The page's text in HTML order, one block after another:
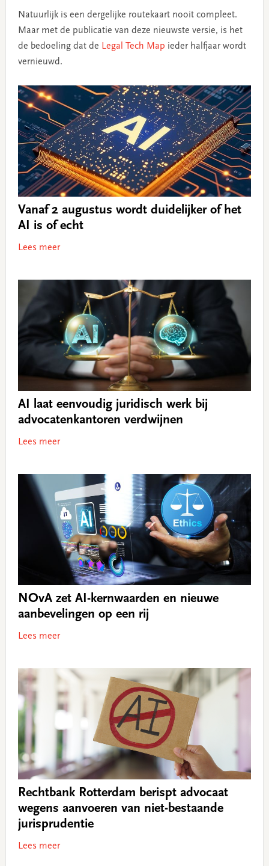
Natuurlijk is een dergelijke routekaart nooit compleet.
Maar met de publicatie van deze nieuwste versie, is het
de bedoeling dat de Legal Tech Map ieder halfjaar wordt
vernieuwd.
Vanaf 2 augustus wordt duidelijker of het
AI is of echt
Lees meer
AI laat eenvoudig juridisch werk bij
advocatenkantoren verdwijnen
Lees meer
NOvA zet AI-kernwaarden en nieuwe
aanbevelingen op een rij
Lees meer
Rechtbank Rotterdam berispt advocaat
wegens aanvoeren van niet-bestaande
jurisprudentie
Lees meer